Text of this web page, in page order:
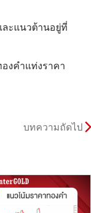
ละแนวต้านอยู่ที่
งคำแท่งราคา
บทความถัดไป